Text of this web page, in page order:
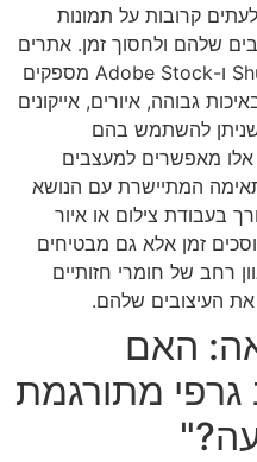
קרובות על תמונות
שלהם ולחסוך זמן. אתרים
כמו Shutterstock, Unsplash ו-Adobe Stock מספקים
גבוהה, איורים, אייקונים
שניתן להשתמש בהם
אלו מאפשרים למעצבים
המתיישרת עם הנושא
בעבודת צילום או איור
זמן אלא גם מבטיחים
רחב של חומרי חזותיים
העיצובים שלהם.
האם
מתורגמת